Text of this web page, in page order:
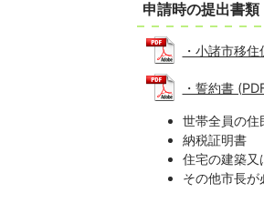
申請時の提出書類
・小諸市移
・誓約書
世帯全員の住
納税証明書
住宅の建築又
その他市長が